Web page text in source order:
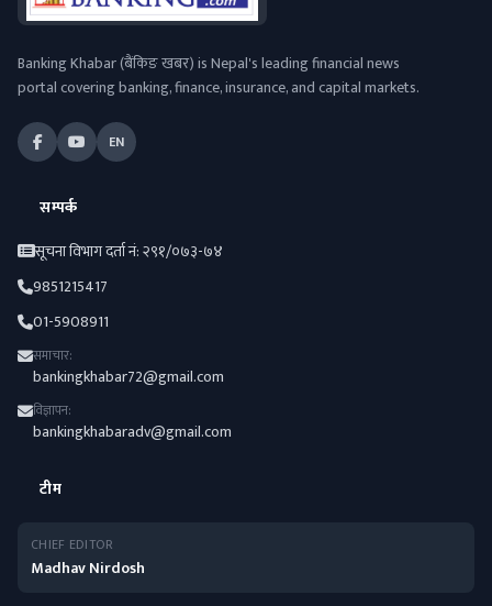
Banking Khabar (बैंकिङ खबर) is Nepal's leading financial news
portal covering banking, finance, insurance, and capital markets.
EN
सम्पर्क
सूचना विभाग दर्ता नं: २९१/०७३-७४
9851215417
01-5908911
समाचार:
bankingkhabar72@gmail.com
विज्ञापन:
bankingkhabaradv@gmail.com
टीम
CHIEF EDITOR
Madhav Nirdosh